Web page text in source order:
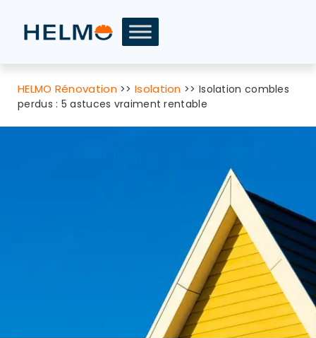
HELMO Rénovation>>Isolation >> Isolation combles
perdus : 5 astuces vraiment rentable